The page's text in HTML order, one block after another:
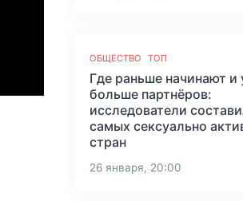
ОБЩЕСТВО ТОП
Где раньше начинают и
больше партнёров:
исследователи
самых сексуально
стран
26 января, 20:00